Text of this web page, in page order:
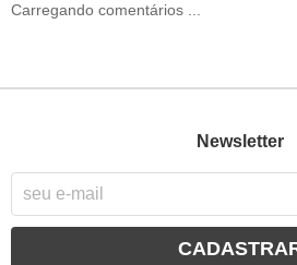
Carregando comentários ...
Newsletter